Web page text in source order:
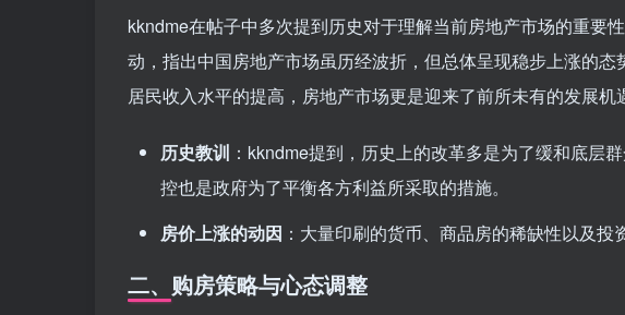
kkndme在帖子中多次提到历史对于理解当前房地产市场的重要
动，指出中国房地产市场虽历经波折，但总体呈现稳步上涨的
居民收入水平的提高，房地产市场更是迎来了前所未有的发展机
历史教训 ：kkndme提到，历史上的改革多是为了缓和底层
控也是政府为了平衡各方利益所采取的措施。
房价上涨的动因 ：大量印刷的货币、商品房的稀缺性以及投
二、购房策略与心态调整